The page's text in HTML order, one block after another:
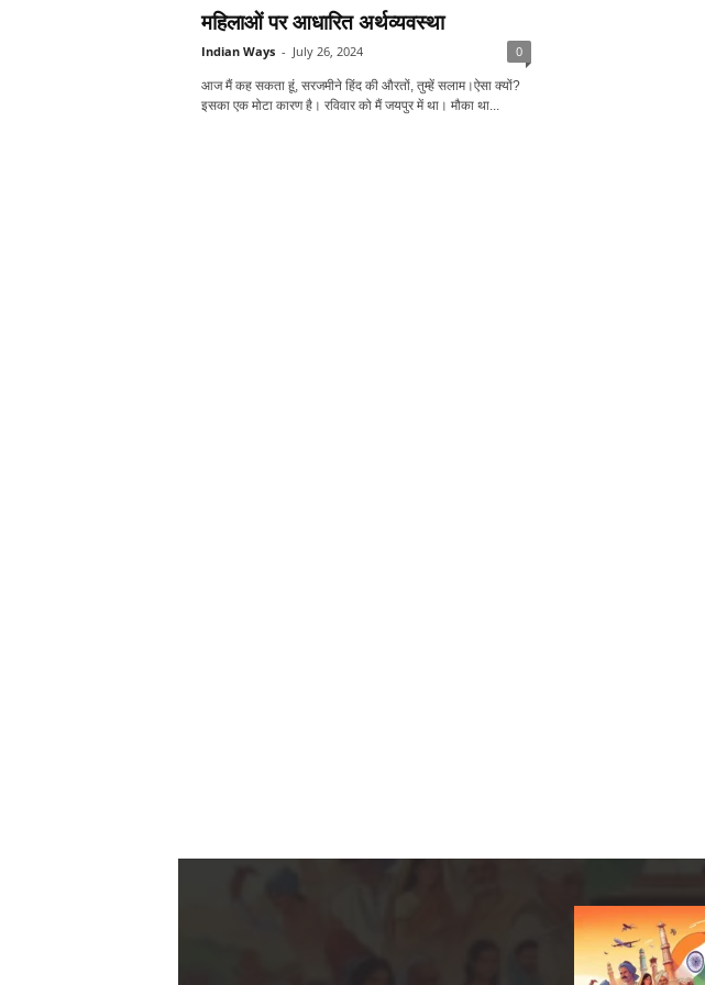
महिलाओं पर आधारित अर्थव्‍यवस्‍था
Indian Ways - July 26, 2024 0
आज मैं कह सकता हूं, सरजमीने हिंद की औरतों, तुम्हें सलाम।ऐसा क्यों?
इसका एक मोटा कारण है। रविवार को मैं जयपुर में था। मौका था...